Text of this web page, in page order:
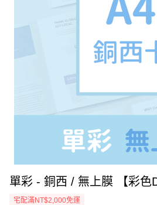
單彩 - 銅西 / 無上膜 【彩色
宅配滿NT$2,000免運